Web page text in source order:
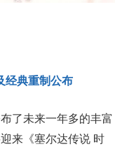
经典重制公布
了未来一年多的丰富
来《塞尔达传说 时